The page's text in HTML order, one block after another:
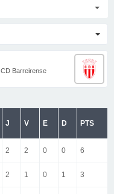
CD Barreirense
J V E D PTS
2 2 0 0 6
2 1 0 1 3